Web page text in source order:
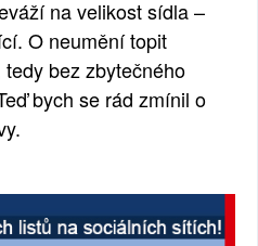
na velikost sídla –
O neumění topit
bez zbytečného
bych se rád zmínil o